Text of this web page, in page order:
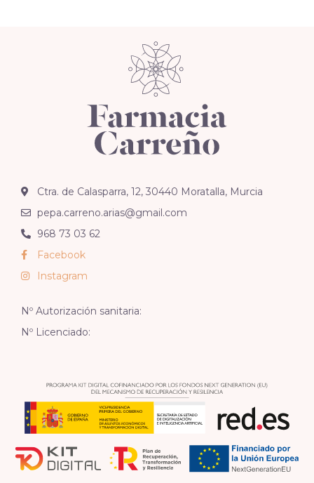
Ctra. de Calasparra, 12, 30440 Moratalla, Murcia
pepa.carreno.arias@gmail.com
968 73 03 62
Facebook
Instagram
Nº Autorización sanitaria:
Nº Licenciado: